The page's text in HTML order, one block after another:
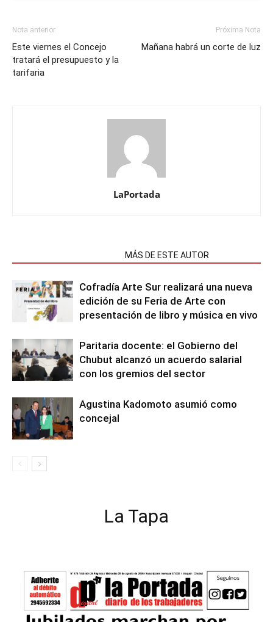
Nota anterior
Este viernes el Concejo
tratará el presupuesto y la
tarifaria
Próxima Nota
Mañana habrá un corte de luz
LaPortada
MÁS DE ESTE AUTOR
Cofradía Arte Sur realizará una nueva
edición de su Feria de Arte con
presentación de libro y música en vivo
Paritaria docente: el Gobierno del
Chubut alcanzó un acuerdo salarial
con los gremios del sector
Agustina Kadomoto asumió como
concejal
La Tapa